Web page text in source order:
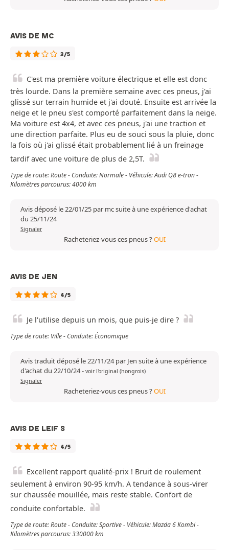
AVIS DE MC
3/5
C'est ma première voiture électrique et elle est donc
très lourde. Dans la première semaine avec ces pneus, j'ai
glissé sur terrain humide et j'ai douté. Ensuite est arrivée la
neige et le pneu s'est comporté parfaitement dans la neige.
Ma voiture est 4x4, et avec ces pneus, j'ai une traction et
une direction parfaite. Plus eu de souci sous la pluie, donc
la fois où j'ai glissé était probablement lié à un freinage
tardif avec une voiture de plus de 2,5T.
Type de route: Route - Conduite: Normale - Véhicule: Audi Q8 e-tron -
Kilomètres parcourus: 4000 km
Avis déposé le 22/01/25 par mc suite à une expérience d'achat
du 25/11/24
Signaler
Racheteriez-vous ces pneus ?OUI
AVIS DE JEN
4/5
Je l'utilise depuis un mois, que puis-je dire ?
Type de route: Ville - Conduite: Économique
Avis traduit déposé le 22/11/24 par Jen suite à une expérience
d'achat du 22/10/24- voir l'original (hongrois)
Signaler
Racheteriez-vous ces pneus ?OUI
AVIS DE LEIF S
4/5
Excellent rapport qualité-prix ! Bruit de roulement
seulement à environ 90-95 km/h. A tendance à sous-virer
sur chaussée mouillée, mais reste stable. Confort de
conduite confortable.
Type de route: Route - Conduite: Sportive - Véhicule: Mazda 6 Kombi -
Kilomètres parcourus: 330000 km